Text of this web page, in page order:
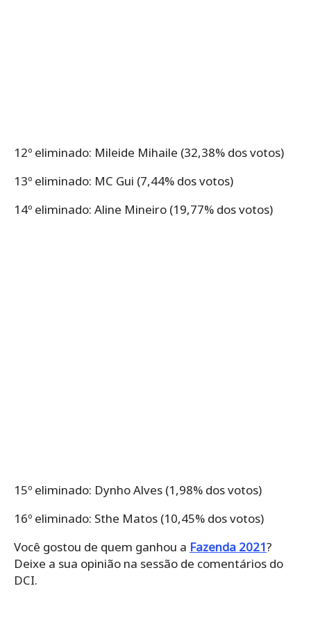
12º eliminado: Mileide Mihaile (32,38% dos votos)
13º eliminado: MC Gui (7,44% dos votos)
14º eliminado: Aline Mineiro (19,77% dos votos)
15º eliminado: Dynho Alves (1,98% dos votos)
16º eliminado: Sthe Matos (10,45% dos votos)
Você gostou de quem ganhou a Fazenda 2021?
Deixe a sua opinião na sessão de comentários do
DCI.